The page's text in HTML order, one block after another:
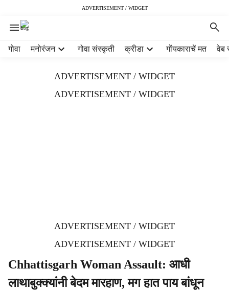
ADVERTISEMENT / WIDGET
गोवा मनोरंजन गोवा संस्कृती क्रीडा गोंयकाराचें मत वेब
ADVERTISEMENT / WIDGET
ADVERTISEMENT / WIDGET
ADVERTISEMENT / WIDGET
ADVERTISEMENT / WIDGET
Chhattisgarh Woman Assault: आधी
लाथाबुक्क्यांनी बेदम मारहाण, मग हात पाय बांधून